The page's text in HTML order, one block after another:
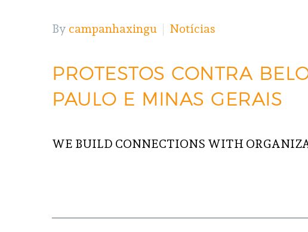
By campanhaxingu Notícias
PROTESTOS CONTRA
PAULO E MINAS GERAIS
WE BUILD CONNECTIONS WITH